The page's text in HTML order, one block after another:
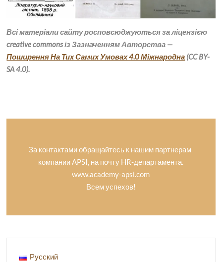
Всі матеріали сайту росповсюджуються за ліцензією
creative commons із Зазначенням Авторства —
Поширення На Тих Самих Умовах 4.0 Міжнародна (CC BY-
SA 4.0).
За контактами обращайтесь к нашим партнерам
компании APSI, на почту HR-департамента.
www.academy-apsi.com
Всем успехов!
Русский